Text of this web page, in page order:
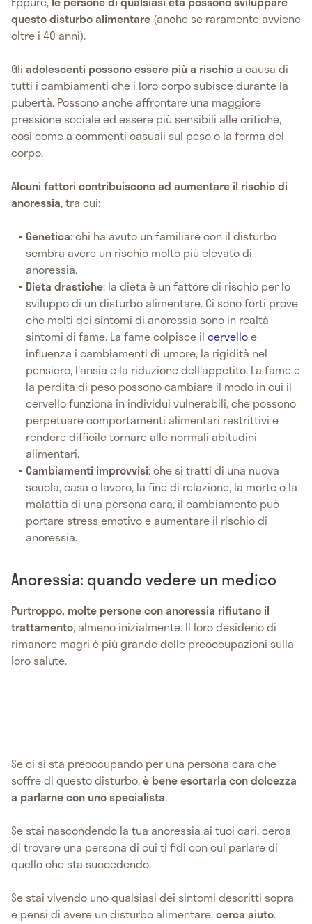
questo disturbo alimentare (anche se raramente avviene
oltre i 40 anni).
Gli adolescenti possono essere più a rischio a causa di
tutti i cambiamenti che i loro corpo subisce durante la
pubertà. Possono anche affrontare una maggiore
pressione sociale ed essere più sensibili alle critiche,
così come a commenti casuali sul peso o la forma del
corpo.
Alcuni fattori contribuiscono ad aumentare il rischio di
anoressia, tra cui:
Genetica: chi ha avuto un familiare con il disturbo
sembra avere un rischio molto più elevato di
anoressia.
Dieta drastiche: la dieta è un fattore di rischio per lo
sviluppo di un disturbo alimentare. Ci sono forti prove
che molti dei sintomi di anoressia sono in realtà
sintomi di fame. La fame colpisce ilcervelloe
influenza i cambiamenti di umore, la rigidità nel
pensiero, l'ansia e la riduzione dell'appetito. La fame e
la perdita di peso possono cambiare il modo in cui il
cervello funziona in individui vulnerabili, che possono
perpetuare comportamenti alimentari restrittivi e
rendere difficile tornare alle normali abitudini
alimentari.
Cambiamenti improvvisi: che si tratti di una nuova
scuola, casa o lavoro, la fine di relazione, la morte o la
malattia di una persona cara, il cambiamento può
portare stress emotivo e aumentare il rischio di
anoressia.
Anoressia: quando vedere un medico
Purtroppo, molte persone con anoressia rifiutano il
trattamento, almeno inizialmente. Il loro desiderio di
rimanere magri è più grande delle preoccupazioni sulla
loro salute.
Se ci si sta preoccupando per una persona cara che
soffre di questo disturbo,è bene esortarla con dolcezza
a parlarne con uno specialista.
Se stai nascondendo la tua anoressia ai tuoi cari, cerca
di trovare una persona di cui ti fidi con cui parlare di
quello che sta succedendo.
Se stai vivendo uno qualsiasi dei sintomi descritti sopra
e pensi di avere un disturbo alimentare,cerca aiuto.